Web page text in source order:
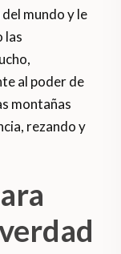
mundo y le
las
al poder de
montañas
rezando y